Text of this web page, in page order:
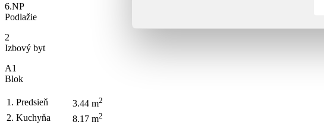
6.NP
Podlažie
2
Izbový byt
A1
Blok
1. Predsieň 3.44 m2
2. Kuchyňa 8.17 m2